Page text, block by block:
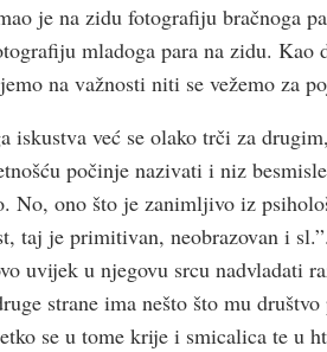
je na zidu fotografiju bračnoga
mladoga para na zidu. Kao
na važnosti niti se vežemo za
iskustva već se olako trči za
počinje nazivati i niz
No, ono što je zanimljivo iz
taj je primitivan, neobrazovan i
uvijek u njegovu srcu nadvladati
strane ima nešto što mu
se u tome krije i smicalica te u